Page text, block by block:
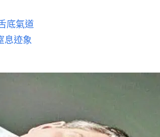
底氣道
息迹象